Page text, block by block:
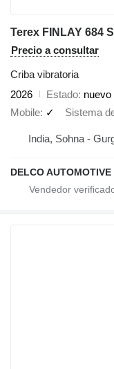
Terex FINLAY 684
Precio a consultar
Criba vibratoria
2026
Estado nuevo
Mobile ✓ Sistema
India, Sohna -
DELCO AUTOMOTIVE